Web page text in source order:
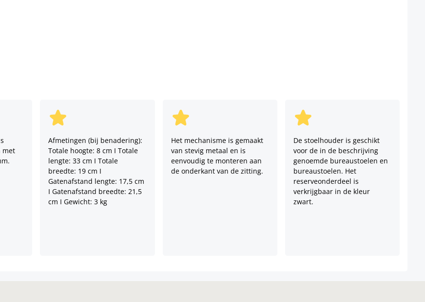
met
Afmetingen (bij benadering):
Totale hoogte: 8 cm I Totale
lengte: 33 cm I Totale
breedte: 19 cm I
Gatenafstand lengte: 17,5 cm
I Gatenafstand breedte: 21,5
cm I Gewicht: 3 kg
Het mechanisme is gemaakt
van stevig metaal en is
eenvoudig te monteren aan
de onderkant van de zitting.
De stoelhouder is geschikt
voor de in de beschrijving
genoemde bureaustoelen en
bureaustoelen. Het
reserveonderdeel is
verkrijgbaar in de kleur
zwart.